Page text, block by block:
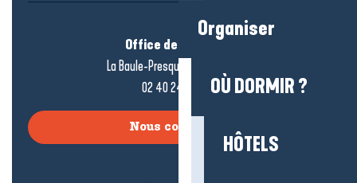
Organiser
OÙ DORMIR ?
HÔTELS
Office de tourisme
La Baule-Presqu’île de Guérande
02 40 24 34 44
Nous contacter